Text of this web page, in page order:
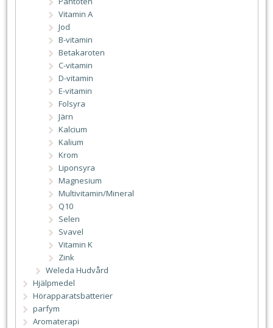
Vitamin A
Jod
B-vitamin
Betakaroten
C-vitamin
D-vitamin
E-vitamin
Folsyra
Järn
Kalcium
Kalium
Krom
Liponsyra
Magnesium
Multivitamin/Mineral
Q10
Selen
Svavel
Vitamin K
Zink
Weleda Hudvård
Hjälpmedel
Hörapparatsbatterier
parfym
Aromaterapi